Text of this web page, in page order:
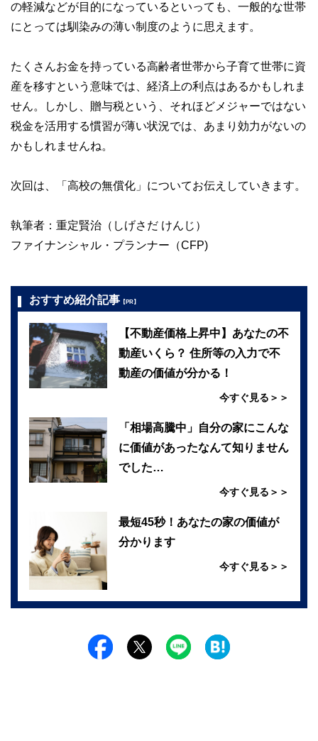
の軽減などが目的になっているといっても、一般的な世帯
にとっては馴染みの薄い制度のように思えます。
たくさんお金を持っている高齢者世帯から子育て世帯に資
産を移すという意味では、経済上の利点はあるかもしれま
せん。しかし、贈与税という、それほどメジャーではない
税金を活用する慣習が薄い状況では、あまり効力がないの
かもしれませんね。
次回は、「高校の無償化」についてお伝えしていきます。
執筆者：重定賢治（しげさだ けんじ）
ファイナンシャル・プランナー（CFP)
おすすめ紹介記事 【PR】
【不動産価格上昇中】あなたの不
動産いくら？ 住所等の入力で不
動産の価値が分かる！
今すぐ見る＞＞
「相場高騰中」自分の家にこんな
に価値があったなんて知りません
でした…
今すぐ見る＞＞
最短45秒！あなたの家の価値が
分かります
今すぐ見る＞＞